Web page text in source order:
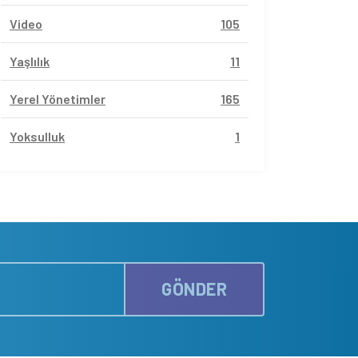
Video 105
Yaşlılık 11
Yerel Yönetimler 165
Yoksulluk 1
GÖNDER